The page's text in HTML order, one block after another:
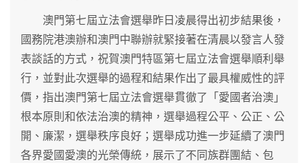
澳門第七屆立法會選舉昨日凌晨得出初步結果後，
國務院港澳辦和澳門中聯辦就緊接著在清晨以發言人發
表談話的方式，祝賀澳門特區第七屆立法會選舉順利舉
行，並對此次選舉的過程和結果作出了最具權威性的評
價，指出澳門第七屆立法會選舉貫徹了「愛國者治澳」
根本原則和依法治澳的精神，選舉過程公平、公正、公
開、廉潔，選舉秩序良好；選舉成功進一步延續了澳門
各界愛國愛澳的光榮傳統，展示了不同族群團結、包